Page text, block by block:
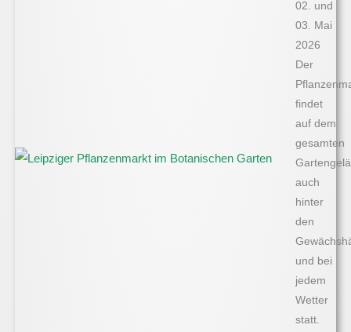
02. und
03. Mai
2026
Der
findet
auf dem
gesamten
auch
hinter
den
und bei
jedem
Wetter
statt.